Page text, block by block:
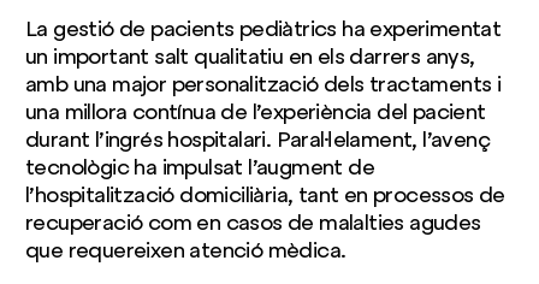
La gestió de pacients pediàtrics ha experimentat
un important salt qualitatiu en els darrers anys,
amb una major personalització dels tractaments i
una millora contínua de l’experiència del pacient
durant l’ingrés hospitalari. Paral·lelament, l’avenç
tecnològic ha impulsat l’augment de
l’hospitalització domiciliària, tant en processos de
recuperació com en casos de malalties agudes
que requereixen atenció mèdica.